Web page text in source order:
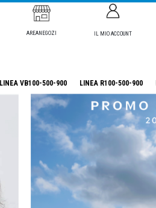
AREANEGOZI IL MIO ACCOUNT
LINEA VB100-500-900 LINEA R100-500-900